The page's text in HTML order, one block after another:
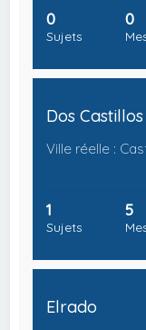
0
Sujets
0
Dos Castillos
Ville réelle :
1
Sujets
5
Elrado